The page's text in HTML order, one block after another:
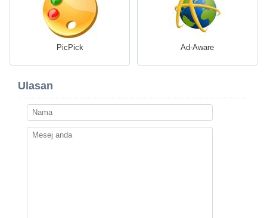
PicPick Ad-Aware
Ulasan